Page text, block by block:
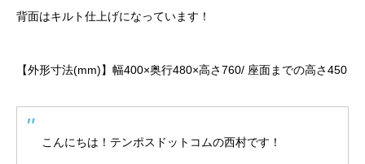
背面はキルト仕上げになっています！
【外形寸法(mm)】幅400×奥行480×高さ760/ 座面までの高さ450
こんにちは！テンポスドットコムの西村です！